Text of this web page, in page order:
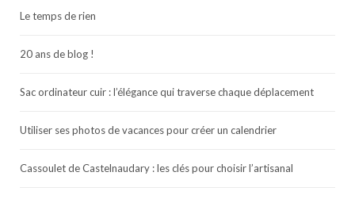
Le temps de rien
20 ans de blog !
Sac ordinateur cuir : l’élégance qui traverse chaque déplacement
Utiliser ses photos de vacances pour créer un calendrier
Cassoulet de Castelnaudary : les clés pour choisir l’artisanal